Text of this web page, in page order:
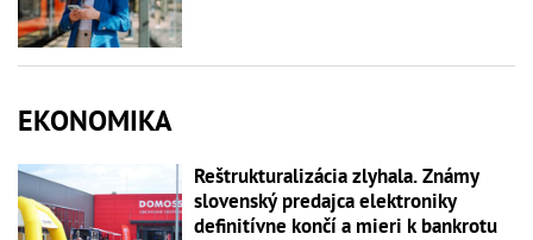
EKONOMIKA
Reštrukturalizácia zlyhala. Známy
slovenský predajca elektroniky
definitívne končí a mieri k bankrotu